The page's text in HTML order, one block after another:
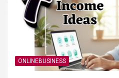
ONLINEBUSINESS